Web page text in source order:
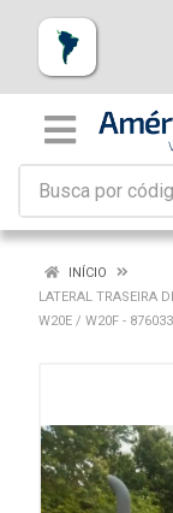
INÍCIO
LATERAL TRASEIRA
W20E / W20F -